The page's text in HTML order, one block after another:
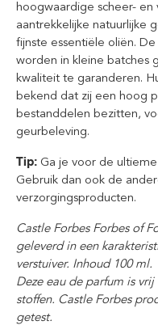
hoogwaardige scheer-
aantrekkelijke natuurlijke
fijnste essentiële oliën.
worden in kleine batches
kwaliteit te garanderen.
bekend dat zij een hoog
bestanddelen bezitten,
geurbeleving.
Tip: Ga je voor de
Gebruik dan ook de
verzorgingsproducten.
Castle Forbes Forbes of
geleverd in een
verstuiver. Inhoud 100 ml.
Deze eau de parfum is
stoffen. Castle Forbes
getest.